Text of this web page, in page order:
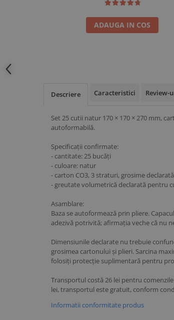
ADAUGA IN COS
Descriere Caracteristici Review-
Set 25 cutii natur 170 × 170 × 270 mm,
autoformabilă.
Specificații confirmate:
- cantitate: 25 bucăți
- culoare: natur
- carton CO3, 3 straturi, grosime
- greutate volumetrică declarată pentru
Asamblare:
Baza se autoformează prin pliere.
adezivă potrivită; afirmația veche că nu
Dimensiunile declarate nu trebuie
grosimea cartonului și plieri. Sarcina
folosiți protecție suplimentară pentru
Transportul costă 26 lei pentru
lei, transportul este gratuit, conform
Informatii conformitate produs